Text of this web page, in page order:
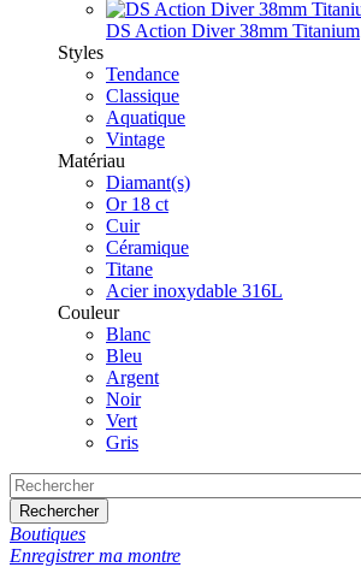
DS Action Diver 38mm Titanium
Styles
Tendance
Classique
Aquatique
Vintage
Matériau
Diamant(s)
Or 18 ct
Cuir
Céramique
Titane
Acier inoxydable 316L
Couleur
Blanc
Bleu
Argent
Noir
Vert
Gris
Rechercher
Boutiques
Enregistrer ma montre